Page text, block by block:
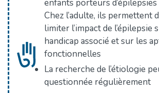
enfants porteurs d’épilepsies
Chez l’adulte, ils permettent
limiter l’impact de l’épilepsie
handicap associé et sur les
fonctionnelles
La recherche de l’étiologie
questionnée régulièrement